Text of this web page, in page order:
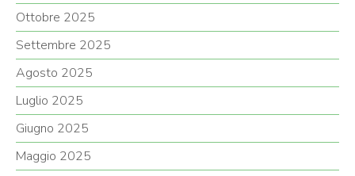
Ottobre 2025
Settembre 2025
Agosto 2025
Luglio 2025
Giugno 2025
Maggio 2025